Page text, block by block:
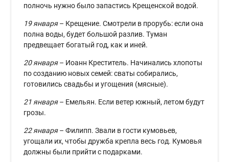
полночь нужно было запастись Крещенской водой.
19 января– Крещение. Смотрели в прорубь: если она
полна воды, будет большой разлив. Туман
предвещает богатый год, как и иней.
20 января– Иоанн Креститель. Начинались хлопоты
по созданию новых семей: сваты собирались,
готовились свадьбы и угощения (мясные).
21 января– Емельян. Если ветер южный, летом будут
грозы.
22 января– Филипп. Звали в гости кумовьев,
угощали их, чтобы дружба крепла весь год. Кумовья
должны были прийти с подарками.